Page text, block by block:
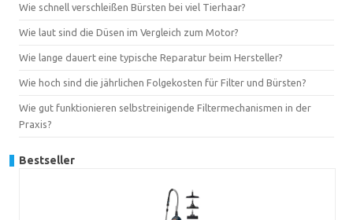
Wie schnell verschleißen Bürsten bei viel Tierhaar?
Wie laut sind die Düsen im Vergleich zum Motor?
Wie lange dauert eine typische Reparatur beim Hersteller?
Wie hoch sind die jährlichen Folgekosten für Filter und Bürsten?
Wie gut funktionieren selbstreinigende Filtermechanismen in der
Praxis?
Bestseller